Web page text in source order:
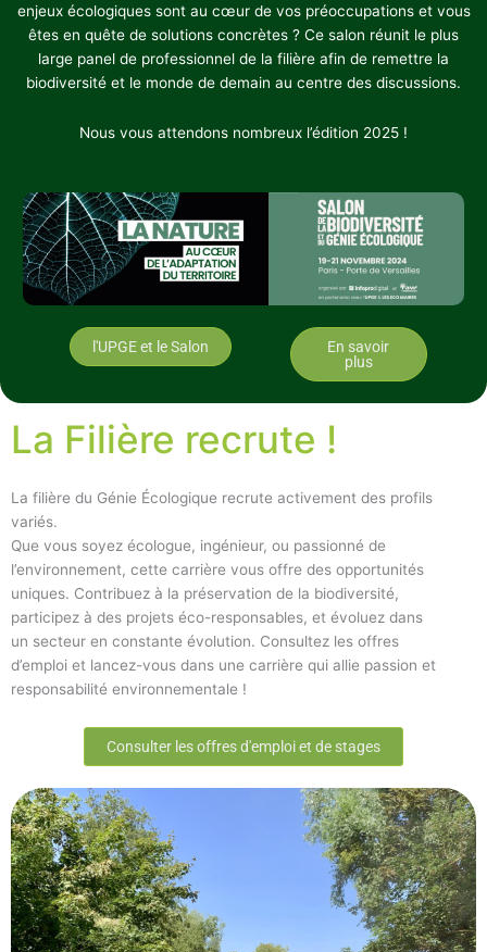
enjeux écologiques sont au cœur de vos préoccupations et vous
êtes en quête de solutions concrètes ? Ce salon réunit le plus
large panel de professionnel de la filière afin de remettre la
biodiversité et le monde de demain au centre des discussions.
Nous vous attendons nombreux l’édition 2025 !
l'UPGE et le Salon
En savoir
plus
La Filière recrute !
La filière du Génie Écologique recrute activement des profils
variés.
Que vous soyez écologue, ingénieur, ou passionné de
l’environnement, cette carrière vous offre des opportunités
uniques. Contribuez à la préservation de la biodiversité,
participez à des projets éco-responsables, et évoluez dans
un secteur en constante évolution. Consultez les offres
d’emploi et lancez-vous dans une carrière qui allie passion et
responsabilité environnementale !
Consulter les offres d'emploi et de stages